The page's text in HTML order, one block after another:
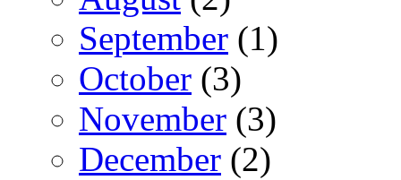
September (1)
October (3)
November (3)
December (2)